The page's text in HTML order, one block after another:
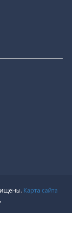
Карта сайта